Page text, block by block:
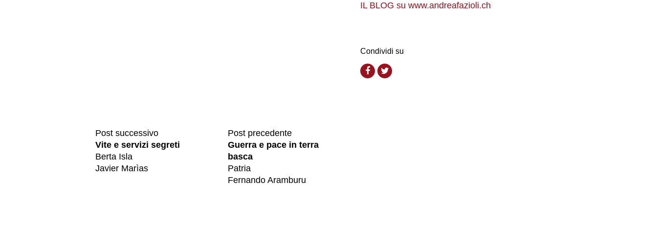
IL BLOG su www.andreafazioli.ch
Condividi su
Post successivo
Vite e servizi segreti
Berta Isla
Javier Marìas
Post precedente
Guerra e pace in terra
basca
Patria
Fernando Aramburu